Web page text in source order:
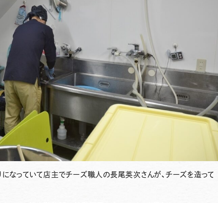
なっていて店主でチーズ職人の長尾英次さんが、チーズを造って